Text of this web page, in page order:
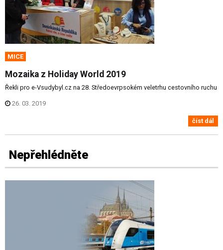
MICE
Mozaika z Holiday World 2019
Řekli pro e-Vsudybyl.cz na 28. Středoevrpsokém veletrhu cestovního ruchu
26. 03. 2019
číst dál
Nepřehlédněte